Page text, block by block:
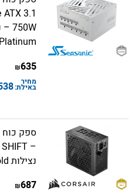
Platinum – צבע לבן
635
₪
מחיר
באילת:
נצילות Cybenetics Gold
687
₪